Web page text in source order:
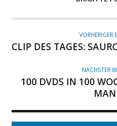
T
R
VORHERIGER
CLIP DES TAGES:
NÄCHSTER
100 DVDS IN 100